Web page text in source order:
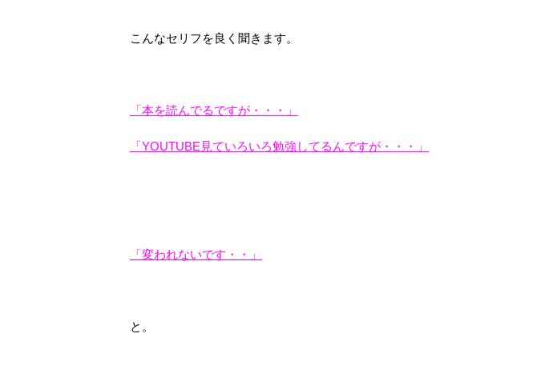
こんなセリフを良く聞きます。
「本を読んでるですが・・・」
「YOUTUBE見ていろいろ勉強してるんですが・・・」
「変われないです・・」
と。